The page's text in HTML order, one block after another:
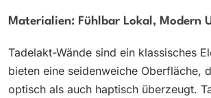
Materialien: Fühlbar Lokal, Modern
Tadelakt-Wände sind ein klassisches
bieten eine seidenweiche Oberfläche,
optisch als auch haptisch überzeugt.